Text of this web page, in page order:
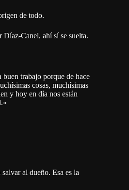
de todo.
Díaz-Canel, ahí sí se suelta.
buen trabajo porque de hace
cosas, muchísimas
y hoy en día nos están
al dueño. Esa es la